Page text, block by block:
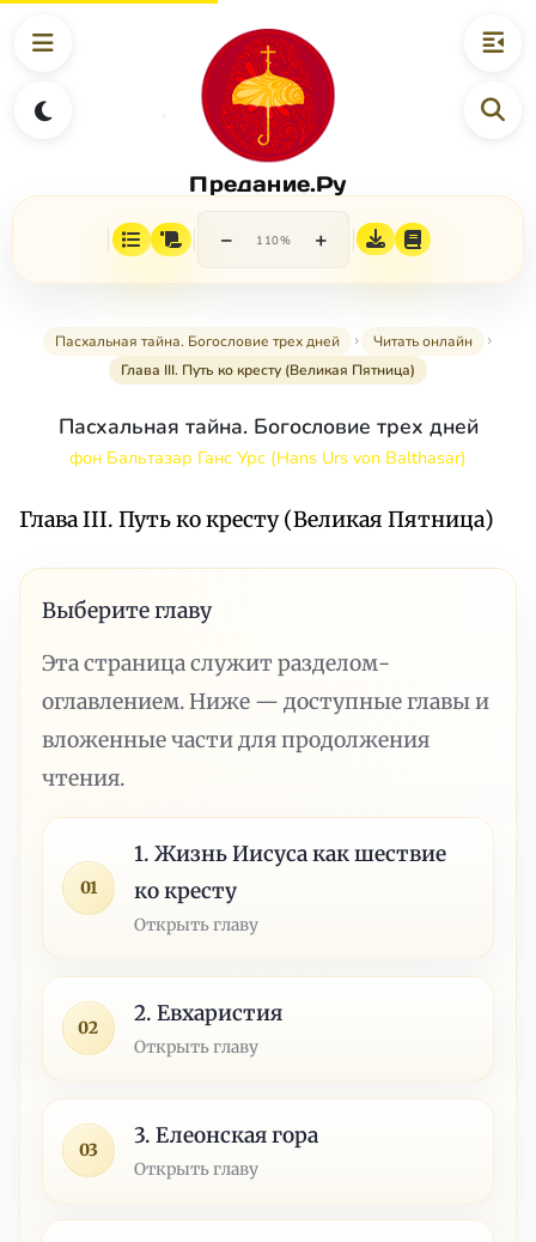
Предание.Ру
− 110% +
Пасхальная тайна. Богословие трех дней
Читать онлайн
Глава III. Путь ко кресту (Великая Пятница)
Пасхальная тайна. Богословие трех дней
фон Бальтазар Ганс Урс (Hans Urs von Balthasar)
Глава III. Путь ко кресту (Великая Пятница)
Выберите главу
Эта страница служит разделом-
оглавлением. Ниже — доступные главы и
вложенные части для продолжения
чтения.
01
1. Жизнь Иисуса как шествие
ко кресту
Открыть главу
02
2. Евхаристия
Открыть главу
03
3. Елеонская гора
Открыть главу